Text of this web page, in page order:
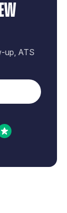
up, ATS